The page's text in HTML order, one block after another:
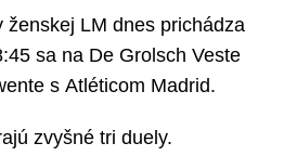
ženskej LM dnes prichádza
sa na De Grolsch Veste
s Atléticom Madrid.
zvyšné tri duely.